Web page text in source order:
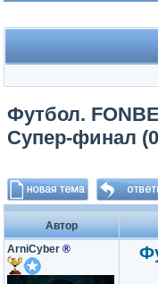
Футбол.
Супер-финал
Автор
ArniCyber ®